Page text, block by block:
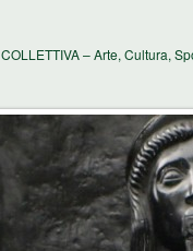
– Arte, Cultura,